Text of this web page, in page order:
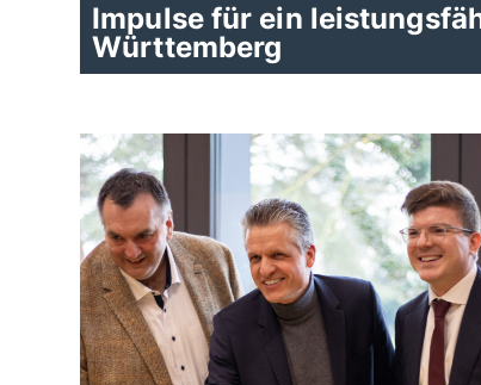
Impulse für ein
Württemberg